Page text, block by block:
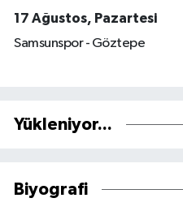
17 Ağustos, Pazartesi
Samsunspor - Göztepe
Yükleniyor...
Biyografi